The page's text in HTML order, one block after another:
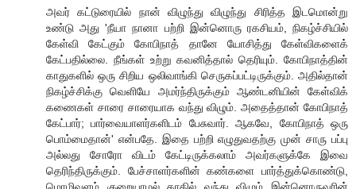
அவர் கட்டுரையில் நான் விழுந்து விழுந்து சிரித்த இடமொன்று
உண்டு அது 'நீயா நானா பற்றி இன்னொரு ரகசியம், நிகழ்ச்சியில்
கேள்வி கேட்கும் கோபிநாத் தானே யோசித்து கேள்விகளைக்
கேட்பதில்லை. நீங்கள் உற்று கவனித்தால் தெரியும். கோபிநாத்தின்
காதுகளில் ஒரு சிறிய ஒலிவாங்கி செருகப்பட்டிருக்கும். அதில்தான்
நிகழ்ச்சிக்கு வெளியே அமர்ந்திருக்கும் ஆண்டனியின் கேள்விக்
கணைகள் சாரை சாரையாக வந்து விழும். அதைத்தான் கோபிநாத்
கேட்பார்; பார்வையாளர்களிடம் பேசுவார். ஆகவே, கோபிநாத் ஒரு
பொம்மைதான்' என்பதே. இதை பற்றி எழுதுவதற்கு முன் சாரு பப்பு
அல்லது சோரோ விடம் கேட்டிருக்கலாம் அவர்களுக்கே இவை
தெரிந்திருக்கும். பேச்சாளர்களின் கண்களை பார்த்துக்கொண்டு,